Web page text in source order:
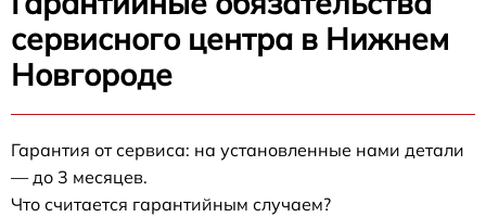
сервисного центра в Нижнем
Новгороде
Гарантия от сервиса: на установленные нами детали
— до 3 месяцев.
Что считается гарантийным случаем?